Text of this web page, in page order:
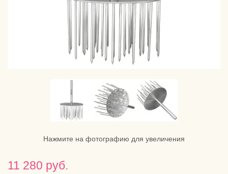
Нажмите на фотографию для увеличения
11 280 руб.